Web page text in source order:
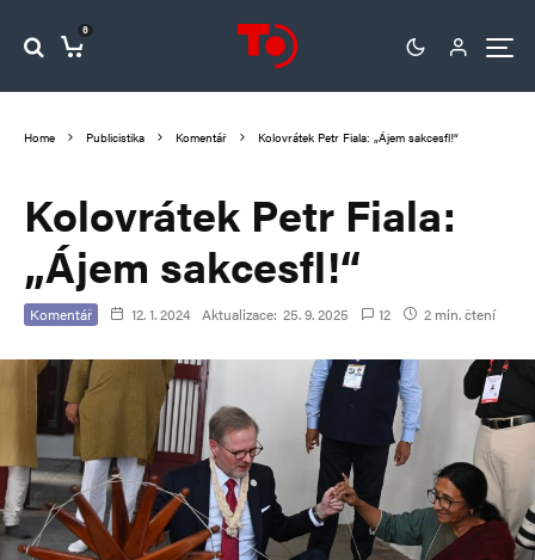
0
Home Publicistika Komentář Kolovrátek Petr Fiala: „Ájem sakcesfl!“
Kolovrátek Petr Fiala:
„Ájem sakcesfl!“
Komentář 12. 1. 2024 Aktualizace: 25. 9. 2025 12 2 min. čtení